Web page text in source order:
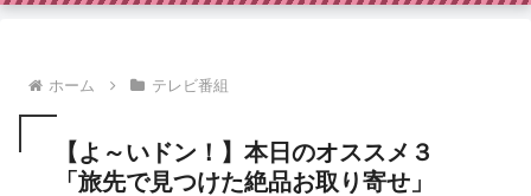
ホーム テレビ番組
【よ～いドン！】本日のオススメ３
「旅先で見つけた絶品お取り寄せ」